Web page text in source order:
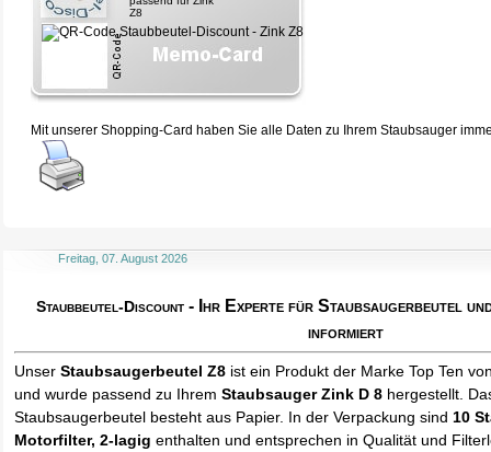
Z8
Mit unserer Shopping-Card haben Sie alle Daten zu Ihrem Staubsauger
Freitag, 07. August 2026
Staubbeutel-Discount - Ihr Experte für Staubsaugerbeutel
informiert
UnserStaubsaugerbeutel Z8 ist ein Produkt der Marke Top Ten
und wurde passend zu IhremStaubsauger Zink D 8 hergestellt.
Staubsaugerbeutel besteht aus Papier. In der Verpackung sind 10
Motorfilter, 2-lagig enthalten und entsprechen in Qualität und